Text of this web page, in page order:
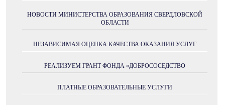
НОВОСТИ МИНИСТЕРСТВА ОБРАЗОВАНИЯ СВЕРДЛОВСКОЙ
ОБЛАСТИ
НЕЗАВИСИМАЯ ОЦЕНКА КАЧЕСТВА ОКАЗАНИЯ УСЛУГ
РЕАЛИЗУЕМ ГРАНТ ФОНДА «ДОБРОСОСЕДСТВО
ПЛАТНЫЕ ОБРАЗОВАТЕЛЬНЫЕ УСЛУГИ